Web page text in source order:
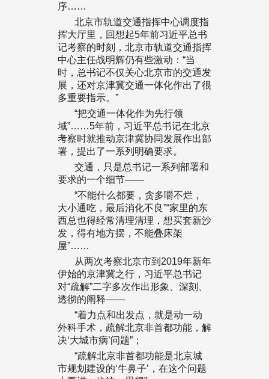
序……
北京市轨道交通指挥中心调度指
挥大厅里，回想起5年前习近平总书
记考察的时刻，北京市轨道交通指挥
中心主任战明辉仍有些激动：“当
时，总书记不仅关心北京市的交通发
展，还对京津冀交通一体化作出了很
多重要指示。”
“把交通一体化作为先行领
域”……5年前，习近平总书记在北京
考察时就推动京津冀协同发展作出部
署，提出了一系列明确要求。
交通，只是总书记一系列部署和
要求的一个细节——
“不能什么都要，贪多嚼不烂，
大小通吃，最后消化不良”“家里的东
西总也得经常清理清理，想买套新沙
发，得有地方摆，不能叠床架
屋”……
从两次考察北京市到2019年新年
伊始的京津冀之行，习近平总书记
对“疏解”二字多次作出形象、深刻、
透彻的阐释——
“着力点和出发点，就是动一动
外科手术，疏解北京非首都功能，解
决‘大城市病’问题”；
“疏解北京非首都功能是北京城
市规划建设的‘牛鼻子’，在这个问题